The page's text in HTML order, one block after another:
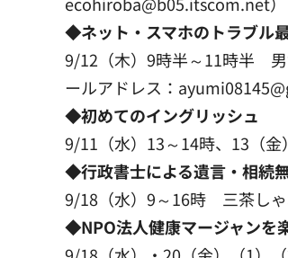
◆ネット・スマホのトラブル
9/12（木）9時半～11時半
ールアドレス：
◆初めてのイングリッシュ
9/11（水）13～14時、13（
◆行政書士による遺言・相続
9/18（水）9～16時 三茶しゃ
◆NPO法人健康マージャンを